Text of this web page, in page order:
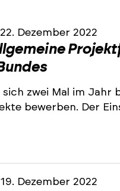
22. Dezember 2022
zwei Mal im Jahr
bewerben. Der
19. Dezember 2022